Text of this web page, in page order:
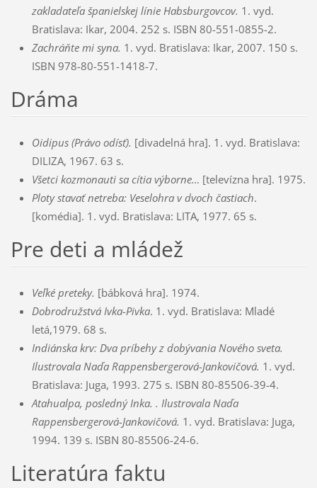
zakladateľa španielskej línie Habsburgovcov. 1. vyd.
Bratislava: Ikar, 2004. 252 s. ISBN 80-551-0855-2.
Zachráňte mi syna. 1. vyd. Bratislava: Ikar, 2007. 150 s.
ISBN 978-80-551-1418-7.
Dráma
Oidipus (Právo odísť). [divadelná hra]. 1. vyd. Bratislava:
DILIZA, 1967. 63 s.
Všetci kozmonauti sa cítia výborne… [televízna hra]. 1975.
Ploty stavať netreba: Veselohra v dvoch častiach.
[komédia]. 1. vyd. Bratislava: LITA, 1977. 65 s.
Pre deti a mládež
Veľké preteky. [bábková hra]. 1974.
Dobrodružstvá Ivka-Pivka. 1. vyd. Bratislava: Mladé
letá,1979. 68 s.
Indiánska krv: Dva príbehy z dobývania Nového sveta.
Ilustrovala Naďa Rappensbergerová-Jankovičová. 1. vyd.
Bratislava: Juga, 1993. 275 s. ISBN 80-85506-39-4.
Atahualpa, posledný Inka. . Ilustrovala Naďa
Rappensbergerová-Jankovičová. 1. vyd. Bratislava: Juga,
1994. 139 s. ISBN 80-85506-24-6.
Literatúra faktu